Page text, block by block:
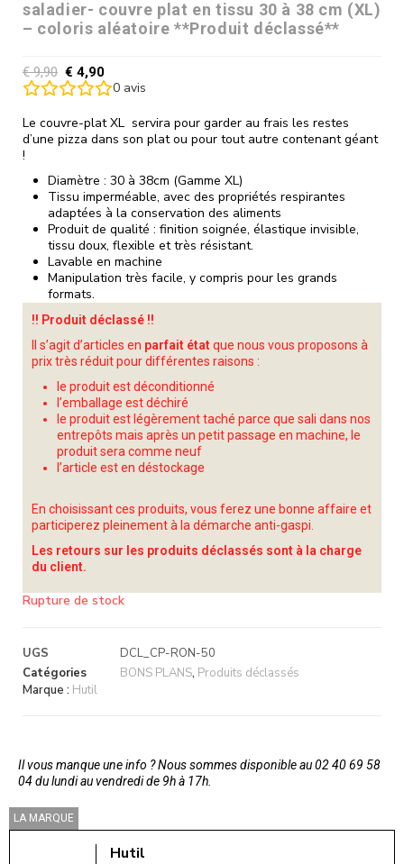
saladier- couvre plat en tissu 30 à 38 cm (XL)
– coloris aléatoire **Produit déclassé**
€9,90 € 4,90
0 avis
Le couvre-plat XL servira pour garder au frais les restes
d’une pizza dans son plat ou pour tout autre contenant géant
!
Diamètre : 30 à 38cm (Gamme XL)
Tissu imperméable, avec des propriétés respirantes
adaptées à la conservation des aliments
Produit de qualité : finition soignée, élastique invisible,
tissu doux, flexible et très résistant.
Lavable en machine
Manipulation très facile, y compris pour les grands
formats.
!! Produit déclassé !!
Il s’agit d’articles en parfait état que nous vous proposons à
prix très réduit pour différentes raisons :
le produit est déconditionné
l’emballage est déchiré
le produit est légèrement taché parce que sali dans nos
entrepôts mais après un petit passage en machine, le
produit sera comme neuf
l’article est en déstockage
En choisissant ces produits, vous ferez une bonne affaire et
participerez pleinement à la démarche anti-gaspi.
Les retours sur les produits déclassés sont à la charge
du client.
Rupture de stock
UGS
DCL_CP-RON-50
Catégories
BONS PLANS, Produits déclassés
Marque : Hutil
Il vous manque une info ? Nous sommes disponible au 02 40 69 58
04 du lundi au vendredi de 9h à 17h.
LA MARQUE
Hutil